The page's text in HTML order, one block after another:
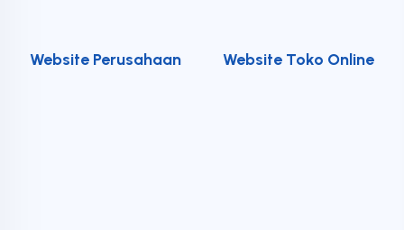
Website Perusahaan Website Toko Online